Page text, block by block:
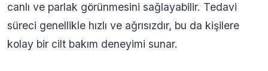
canlı ve parlak görünmesini sağlayabilir. Tedavi
süreci genellikle hızlı ve ağrısızdır, bu da kişilere
kolay bir cilt bakım deneyimi sunar.